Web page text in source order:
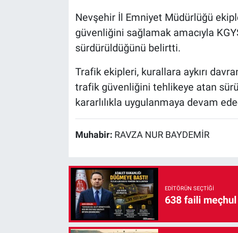
Nevşehir İl Emniyet Müdürlüğü
güvenliğini sağlamak amacıyla
sürdürüldüğünü belirtti.
Trafik ekipleri, kurallara aykırı
trafik güvenliğini tehlikeye atan
kararlılıkla uygulanmaya devam
Muhabir: RAVZA NUR BAYDEMİR
EDITÖRÜN SEÇTIĞI
638 faili